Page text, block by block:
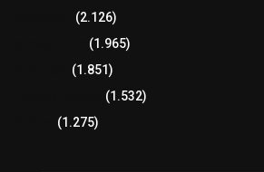
(2.126)
(1.965)
(1.851)
(1.532)
(1.275)